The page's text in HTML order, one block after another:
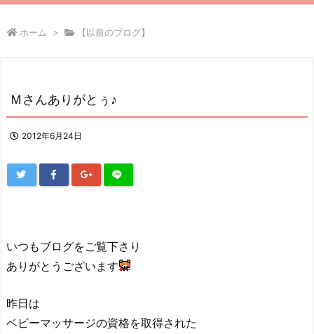
ホーム > 【以前のブログ】
Ｍさんありがとぅ♪
2012年6月24日
いつもブログをご覧下さり
ありがとうございます
昨日は
ベビーマッサージの資格を取得された